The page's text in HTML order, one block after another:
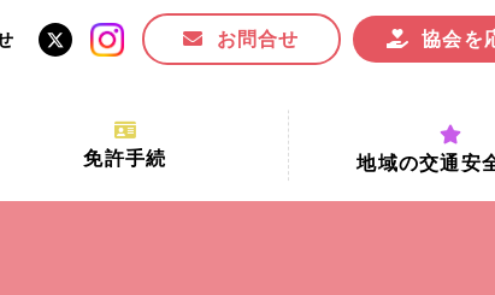
お問合せ 協会を
免許手続
続場所の対象者及び受付時間
地域の交通安